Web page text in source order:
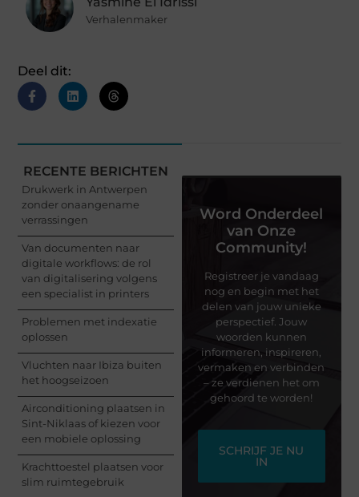
Verhalenmaker
Deel dit:
RECENTE BERICHTEN
Drukwerk in Antwerpen
zonder onaangename
verrassingen
Van documenten naar
digitale workflows: de rol
van digitalisering volgens
een specialist in printers
Problemen met indexatie
oplossen
Vluchten naar Ibiza buiten
het hoogseizoen
Airconditioning plaatsen in
Sint-Niklaas of kiezen voor
een mobiele oplossing
Krachttoestel plaatsen voor
slim ruimtegebruik
Word Onderdeel
van Onze
Community!
Registreer je vandaag
nog en begin met het
delen van jouw unieke
perspectief. Jouw
woorden kunnen
informeren, inspireren,
vermaken en verbinden
– ze verdienen het om
gehoord te worden!
SCHRIJF JE NU
IN